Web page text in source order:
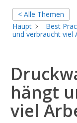
< Alle Themen
Haupt
Best
und verbraucht viel
hängt
viel